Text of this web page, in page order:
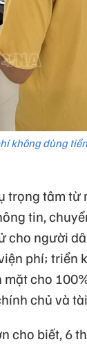
không dùng
trọng tâm
tin,
cho người
phí; triển
cho
chủ và
cho biết, 6